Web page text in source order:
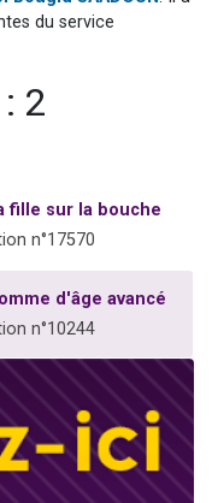
en groupe sur Zoom
du service
2
fille sur la bouche
n°17570
d'âge avancé
n°10244